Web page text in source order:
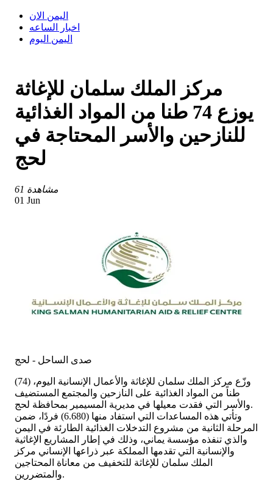
اليمن الان
اخبار الساعه
اليمن اليوم
مركز الملك سلمان للإغاثة
يوزع 74 طنا من المواد الغذائية
للنازحين والأسر المحتاجة في
لحج
61 مشاهدة
01 Jun
صدى الساحل - لحج
وزّع مركز الملك سلمان للإغاثة والأعمال الإنسانية اليوم، (74)
طناً من المواد الغذائية على النازحين والمجتمع المستضيف
والأسر التي فقدت معيلها في مديرية المسيمير بمحافظة لحج.
وتأتي هذه المساعدات التي استفاد منها (6.680) فردًا، ضمن
المرحلة الثانية من مشروع التدخلات الغذائية الطارئة في اليمن
والذي تنفذه مؤسسة يماني، وذلك في إطار المشاريع الإغاثية
والإنسانية التي تقدمها المملكة عبر ذراعها الإنساني مركز
الملك سلمان للإغاثة للتخفيف من معاناة المحتاجين
والمتضررين.